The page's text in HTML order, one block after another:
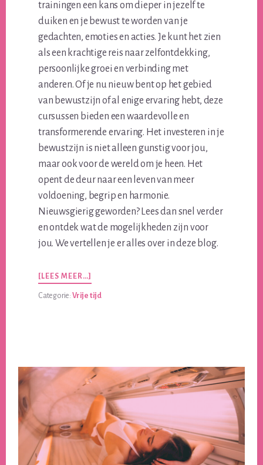
trainingen een kans om dieper in jezelf te
duiken en je bewust te worden van je
gedachten, emoties en acties. Je kunt het zien
als een krachtige reis naar zelfontdekking,
persoonlijke groei en verbinding met
anderen. Of je nu nieuw bent op het gebied
van bewustzijn of al enige ervaring hebt, deze
cursussen bieden een waardevolle en
transformerende ervaring. Het investeren in je
bewustzijn is niet alleen gunstig voor jou,
maar ook voor de wereld om je heen. Het
opent de deur naar een leven van meer
voldoening, begrip en harmonie.
Nieuwsgierig geworden? Lees dan snel verder
en ontdek wat de mogelijkheden zijn voor
jou. We vertellen je er alles over in deze blog.
[LEES MEER…]
SPIRITUEEL
ALS
Categorie: Vrije tijd